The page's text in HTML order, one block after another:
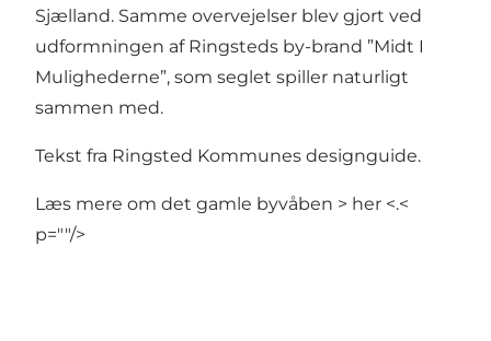
Sjælland. Samme overvejelser blev gjort ved
udformningen af Ringsteds by-brand ”Midt I
Mulighederne”, som seglet spiller naturligt
sammen med.
Tekst fra Ringsted Kommunes designguide.
Læs mere om det gamle byvåben > her <.<
p=""/>